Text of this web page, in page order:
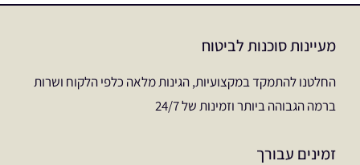
מעיינות סוכנות לביטוח
החלטנו להתמקד במקצועיות, הגינות מלאה כלפי הלקוח ושרות
ברמה הגבוהה ביותר וזמינות של 24/7
זמינים עבורך